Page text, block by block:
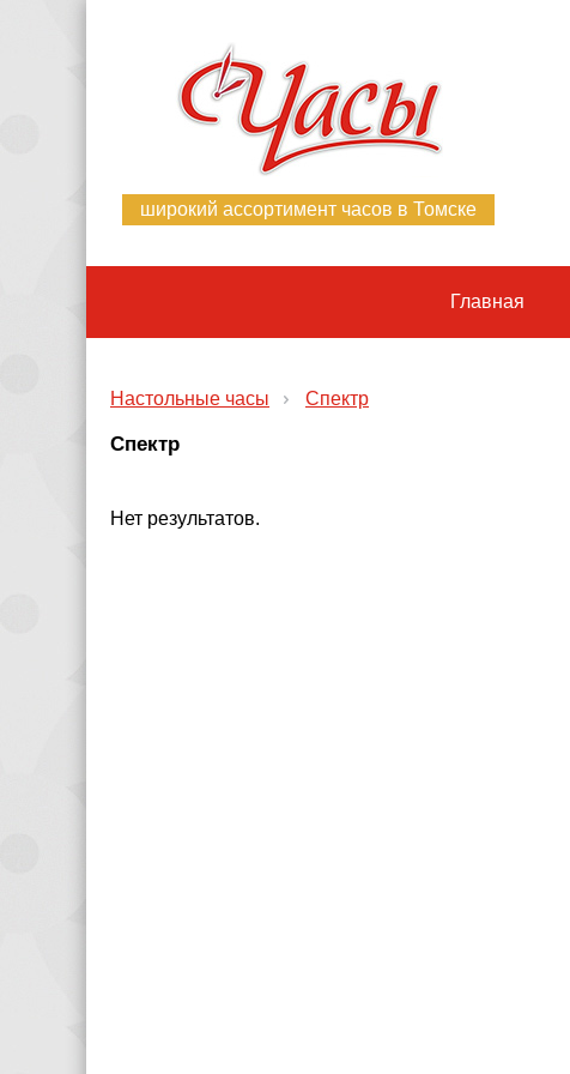
широкий ассортимент часов в Томске
Главная
Настольные часы Спектр
Спектр
Нет результатов.